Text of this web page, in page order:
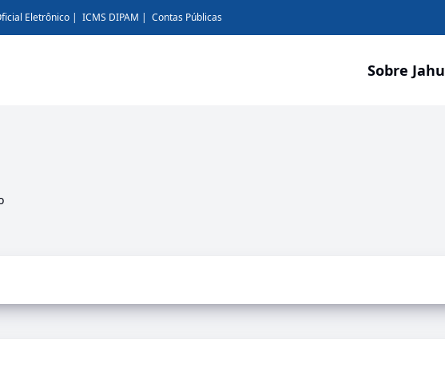
Eletrônico ICMS DIPAM Contas Públicas
Sobre Jahu